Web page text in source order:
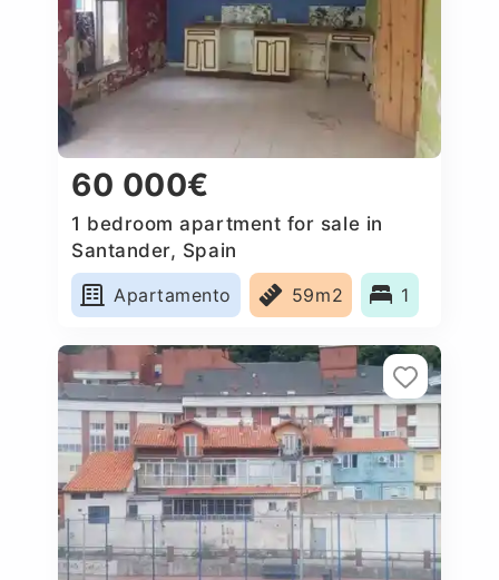
60 000€
1 bedroom apartment for sale in
Santander, Spain
Apartamento
59m2 1